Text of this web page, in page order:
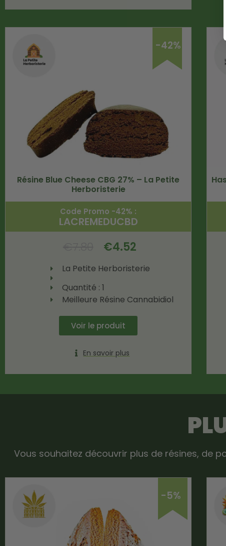
-42%
Résine Blue Cheese CBG 27% – La Petite
Herboristerie
Code Promo -42% :
LACREMEDUCBD
€4.52
La Petite Herboristerie
Quantité : 1
Meilleure Résine Cannabidiol
Voir le produit
En savoir plus
Vous souhaitez découvrir plus de résines, de
-5%